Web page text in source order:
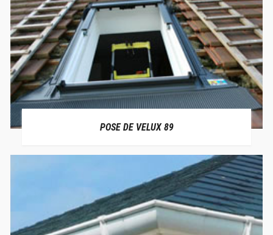
POSE DE VELUX 89